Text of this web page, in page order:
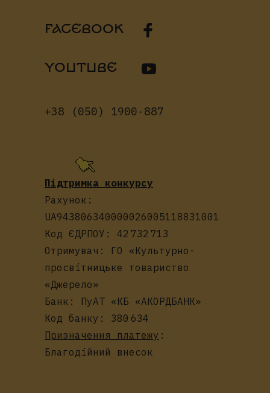
+38 (050) 1900-887
Підтримка конкурсу
Рахунок:
UA943806340000026005118831001
Код ЄДРПОУ: 42 732 713
Отримувач: ГО «Культурно-
просвітницьке товариство
«Джерело»
Банк: ПуАТ «КБ «АКОРДБАНК»
Код банку: 380 634
Призначення платежу :
Благодійний внесок
FACEBOOK
YOUTUBE